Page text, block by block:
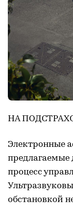
НА
Электронные
предлагаемые
процесс
обстановкой